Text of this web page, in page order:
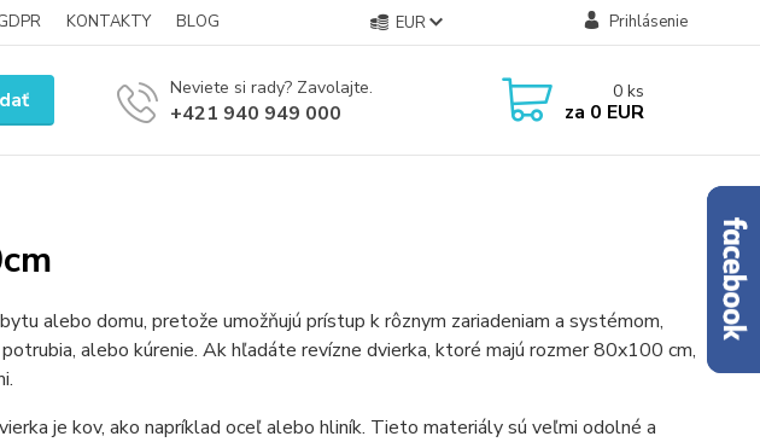
KONTAKTY BLOG EUR Prihlásenie
Neviete si rady? Zavolajte.
+421 940 949 000
0 ks
za 0 EUR
alebo domu, pretože umožňujú prístup k rôznym zariadeniam a systémom,
alebo kúrenie. Ak hľadáte revízne dvierka, ktoré majú rozmer 80x100 cm,
je kov, ako napríklad oceľ alebo hliník. Tieto materiály sú veľmi odolné a